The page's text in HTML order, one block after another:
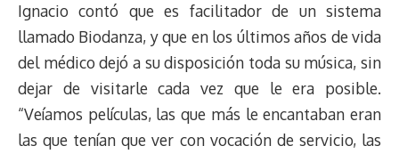
Ignacio contó que es facilitador de un sistema
llamado Biodanza, y que en los últimos años de vida
del médico dejó a su disposición toda su música, sin
dejar de visitarle cada vez que le era posible.
“Veíamos películas, las que más le encantaban eran
las que tenían que ver con vocación de servicio, las